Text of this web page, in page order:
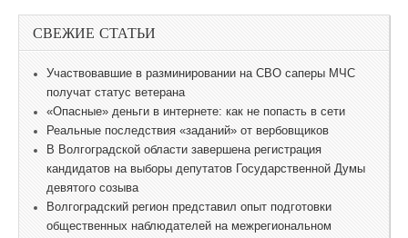
СВЕЖИЕ СТАТЬИ
Участвовавшие в разминировании на СВО саперы МЧС
получат статус ветерана
«Опасные» деньги в интернете: как не попасть в сети
Реальные последствия «заданий» от вербовщиков
В Волгоградской области завершена регистрация
кандидатов на выборы депутатов Государственной Думы
девятого созыва
Волгоградский регион представил опыт подготовки
общественных наблюдателей на межрегиональном